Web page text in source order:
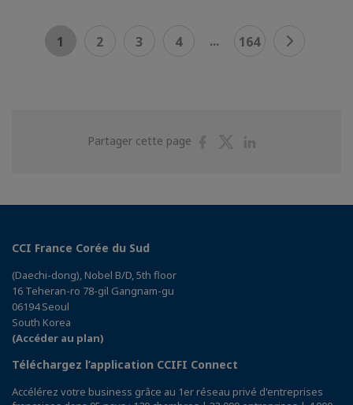
1 2 3 4 ... 164
Partager cette page
PartagerPartager
CCI France Corée du Sud
(Daechi-dong), Nobel B/D, 5th floor
16 Teheran-ro 78-gil Gangnam-gu
06194 Seoul
South Korea
(Accéder au plan)
Téléchargez l’application CCIFI Connect
Accélérez votre business grâce au 1er réseau privé d'entreprises